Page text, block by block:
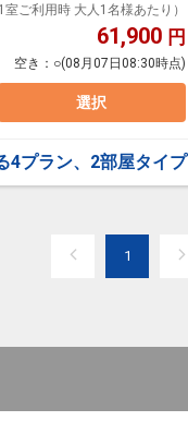
50%貯まります。
約）が可能なプランもござ
室ご利用時 大人1名様あたり）
61,900 円
空き： ○(08月07日08:30時点)
選択
4プラン、2部屋タイプ
1